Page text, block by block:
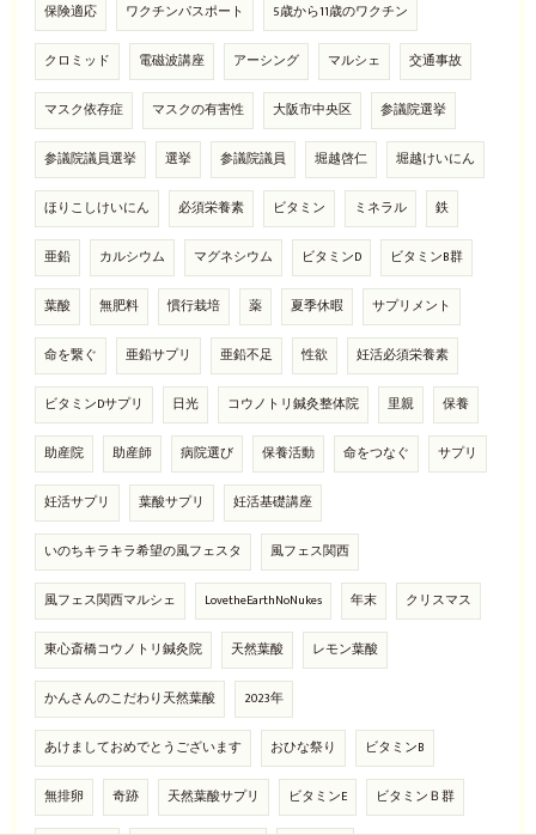
保険適応 ワクチンパスポート 5歳から11歳のワクチン
クロミッド 電磁波講座 アーシング マルシェ 交通事故
マスク依存症 マスクの有害性 大阪市中央区 参議院選挙
参議院議員選挙 選挙 参議院議員 堀越啓仁 堀越けいにん
ほりこしけいにん 必須栄養素 ビタミン ミネラル 鉄
亜鉛 カルシウム マグネシウム ビタミンD ビタミンB群
葉酸 無肥料 慣行栽培 薬 夏季休暇 サプリメント
命を繋ぐ 亜鉛サプリ 亜鉛不足 性欲 妊活必須栄養素
ビタミンDサプリ 日光 コウノトリ鍼灸整体院 里親 保養
助産院 助産師 病院選び 保養活動 命をつなぐ サプリ
妊活サプリ 葉酸サプリ 妊活基礎講座
いのちキラキラ希望の風フェスタ 風フェス関西
風フェス関西マルシェ LovetheEarthNoNukes 年末 クリスマス
東心斎橋コウノトリ鍼灸院 天然葉酸 レモン葉酸
かんさんのこだわり天然葉酸 2023年
あけましておめでとうございます おひな祭り ビタミンB
無排卵 奇跡 天然葉酸サプリ ビタミンE ビタミンＢ群